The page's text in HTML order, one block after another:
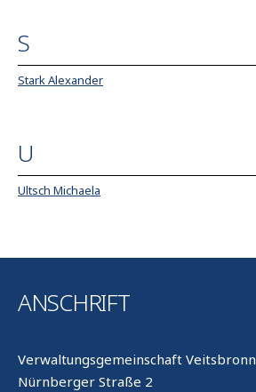
S
Stark Alexander
U
Ultsch Michaela
ANSCHRIFT
Verwaltungsgemeinschaft Veitsbronn
Nürnberger Straße 2